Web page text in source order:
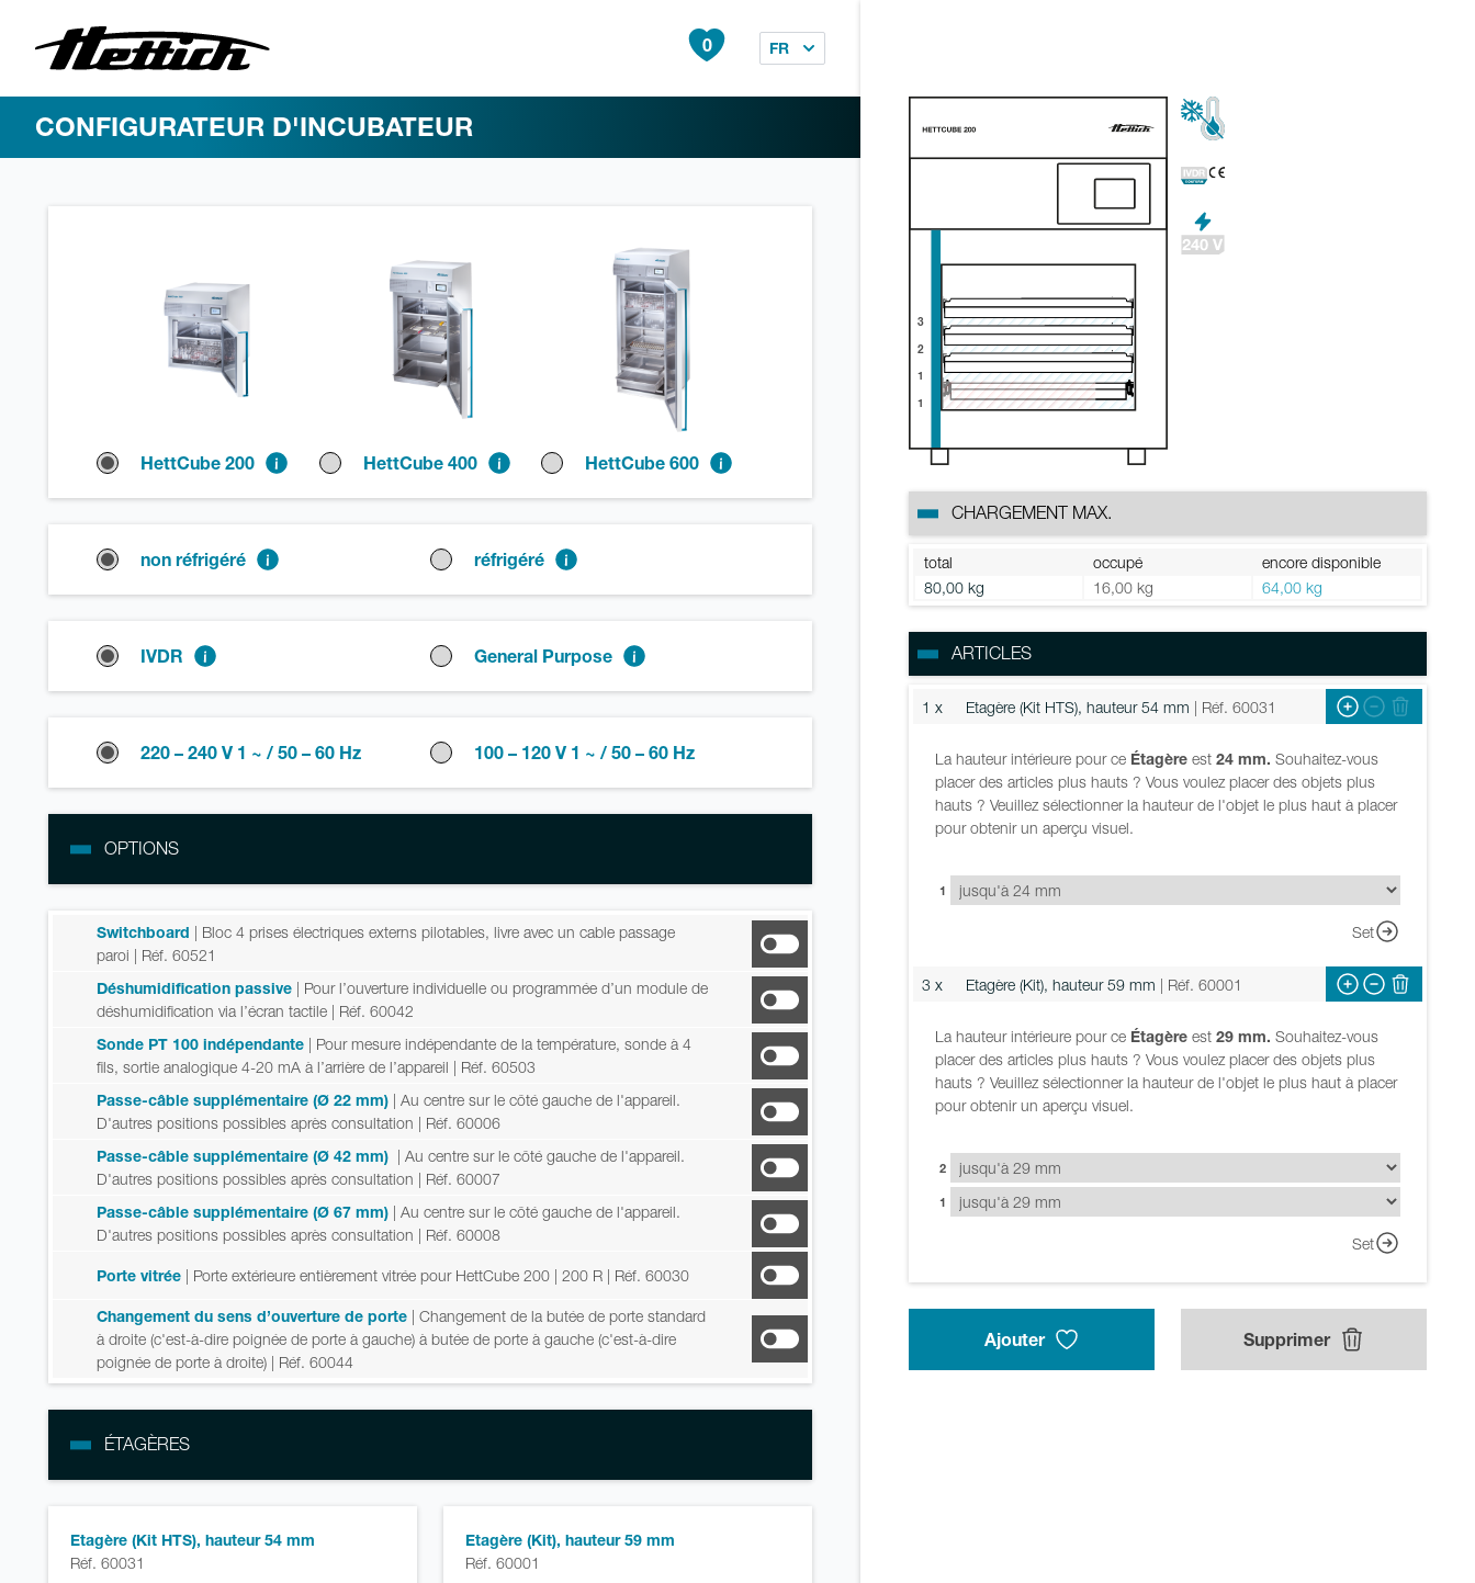
0 FR
CONFIGURATEUR D'INCUBATEUR
HettCube 200 HettCube 400 HettCube 600
non réfrigéré réfrigéré
IVDR General Purpose
220 – 240 V 1 ~ / 50 – 60 Hz 100 – 120 V 1 ~ / 50 – 60 Hz
OPTIONS
Switchboard | Bloc 4 prises électriques externs pilotables, livre avec un cable passage
paroi | Réf. 60521
Déshumidification passive | Pour l’ouverture individuelle ou programmée d’un module de
déshumidification via l’écran tactile | Réf. 60042
Sonde PT 100 indépendante | Pour mesure indépendante de la température, sonde à 4
fils, sortie analogique 4-20 mA à l’arrière de l’appareil | Réf. 60503
Passe-câble supplémentaire (Ø 22 mm) | Au centre sur le côté gauche de l'appareil.
D'autres positions possibles après consultation | Réf. 60006
Passe-câble supplémentaire (Ø 42 mm) | Au centre sur le côté gauche de l'appareil.
D'autres positions possibles après consultation | Réf. 60007
Passe-câble supplémentaire (Ø 67 mm) | Au centre sur le côté gauche de l'appareil.
D'autres positions possibles après consultation | Réf. 60008
Porte vitrée | Porte extérieure entièrement vitrée pour HettCube 200 | 200 R | Réf. 60030
Changement du sens d’ouverture de porte | Changement de la butée de porte standard
à droite (c'est-à-dire poignée de porte à gauche) à butée de porte à gauche (c'est-à-dire
poignée de porte à droite) | Réf. 60044
ÉTAGÈRES
Etagère (Kit HTS), hauteur 54 mm
Réf. 60031
Etagère (Kit), hauteur 59 mm
Réf. 60001
1
1
2
3
CHARGEMENT MAX.
total occupé
encore disponible
80,00 kg
16,00 kg 64,00 kg
ARTICLES
1 x Etagère (Kit HTS), hauteur 54 mm | Réf. 60031
La hauteur intérieure pour ce Étagère est 24 mm. Souhaitez-vous
placer des articles plus hauts ? Vous voulez placer des objets plus
hauts ? Veuillez sélectionner la hauteur de l'objet le plus haut à placer
pour obtenir un aperçu visuel.
1
Set
3 x Etagère (Kit), hauteur 59 mm | Réf. 60001
La hauteur intérieure pour ce Étagère est 29 mm. Souhaitez-vous
placer des articles plus hauts ? Vous voulez placer des objets plus
hauts ? Veuillez sélectionner la hauteur de l'objet le plus haut à placer
pour obtenir un aperçu visuel.
1
2
Set
Ajouter Supprimer